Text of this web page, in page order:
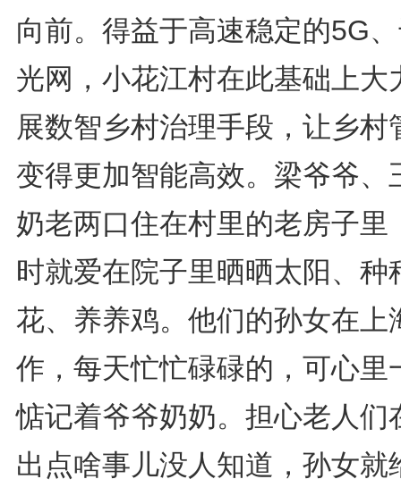
向前。得益于高速稳定的5G
光网，小花江村在此基础上大
展数智乡村治理手段，让乡村
变得更加智能高效。梁爷爷、
奶老两口住在村里的老房子里
时就爱在院子里晒晒太阳、种
花、养养鸡。他们的孙女在上
作，每天忙忙碌碌的，可心里
惦记着爷爷奶奶。担心老人们
出点啥事儿没人知道，孙女就